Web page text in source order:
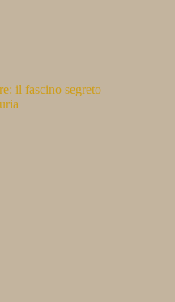
il fascino segreto